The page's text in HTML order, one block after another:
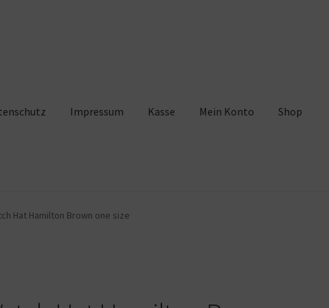
Impressum Kasse Mein Konto Shop
Impressum Kasse Mein Konto
Hat Hamilton Brown one size